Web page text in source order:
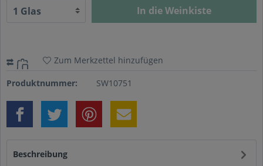
In die Weinkiste
Zum Merkzettel hinzufügen
Produktnummer: SW10751
Beschreibung